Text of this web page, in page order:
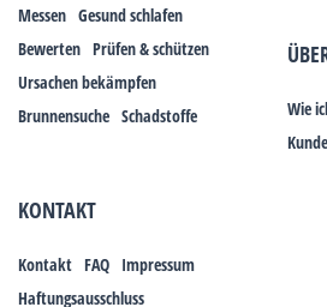
Messen Gesund schlafen
Bewerten Prüfen & schützen
Ursachen bekämpfen
Brunnensuche Schadstoffe
Wie
KONTAKT
Kontakt FAQ Impressum
Haftungsausschluss